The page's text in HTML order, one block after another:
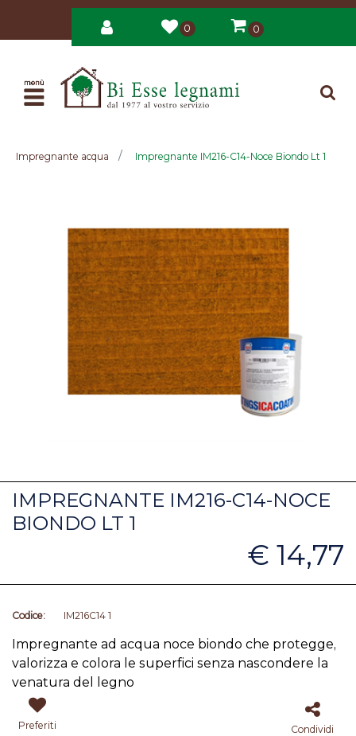
0 0
Open
Impregnante acqua Impregnante IM216-C14-Noce Biondo Lt 1
IMPREGNANTE IM216-C14-NOCE
BIONDO LT 1
€ 14,77
Codice: IM216C14 1
Impregnante ad acqua noce biondo che protegge,
valorizza e colora le superfici senza nascondere la
venatura del legno
Preferiti Condividi